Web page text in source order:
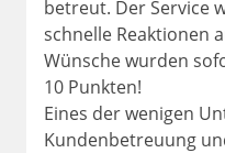
betreut. Der Service
schnelle Reaktionen
Wünsche wurden
10 Punkten!
Eines der wenigen
Kundenbetreuung